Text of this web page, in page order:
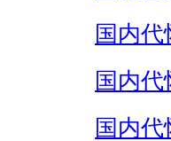
国内
国内
国内